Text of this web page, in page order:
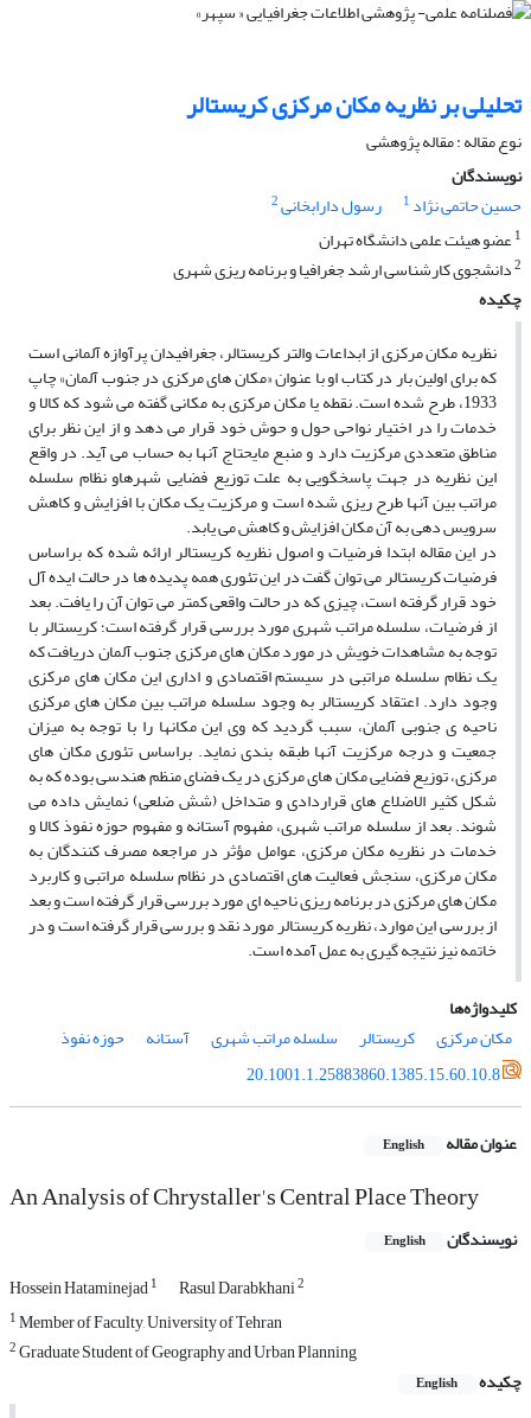
تحلیلى بر نظریه مکان مرکزى کریستالر
نوع مقاله : مقاله پژوهشی
نویسندگان
حسین حاتمی نژاد 1 رسول دارابخانی2
1عضو هیئت علمى دانشگاه تهران
2دانشجوى کارشناسى ارشد جغرافیا و برنامه ‏ریزى شهرى
چکیده
نظریه مکان مرکزى از ابداعات والتر کریستالر، جغرافیدان پرآوازه آلمانى است
که براى اولین بار در کتاب او با عنوان «مکان‏ هاى مرکزى در جنوب آلمان» چاپ
1933، طرح شده است. نقطه یا مکان مرکزى به مکانى گفته مى‏ شود که کالا و
خدمات را در اختیار نواحى حول و حوش خود قرار مى‏ دهد و از این نظر براى
مناطق متعددى مرکزیت دارد و منبع مایحتاج آنها به حساب مى‏ آید. در واقع
این نظریه در جهت پاسخگویى به علت توزیع فضایى شهرهاو نظام سلسله
مراتب بین آنها طرح‏ ریزى شده است و مرکزیت یک مکان با افزایش و کاهش
سرویس‏ دهى به آن مکان افزایش و کاهش مى‏ یابد.
در این مقاله ابتدا فرضیات و اصول نظریه کریستالر ارائه شده که براساس
فرضیات کریستالر مى ‏توان گفت در این تئورى همه پدیده‏ ها در حالت ایده ‏آل
خود قرار گرفته است، چیزى که در حالت واقعى کمتر مى‏ توان آن را یافت. بعد
از فرضیات، سلسله مراتب شهرى مورد بررسى قرار گرفته است؛ کریستالر با
توجه به مشاهدات خویش در مورد مکان‏ هاى مرکزى جنوب آلمان دریافت که
یک نظام سلسله مراتبى در سیستم اقتصادى و ادارى این مکان‏ هاى مرکزى
وجود دارد. اعتقاد کریستالر به وجود سلسله مراتب بین مکان‏ هاى مرکزى
ناحیه‏ ى جنوبى آلمان، سبب گردید که وى این مکان‏ها را با توجه به میزان
جمعیت و درجه مرکزیت آنها طبقه ‏بندى نماید. براساس تئورى مکان‏ هاى
مرکزى، توزیع فضایى مکان‏ هاى مرکزى در یک فضاى منظم هندسى بوده که به
شکل کثیر الاضلاع‏ هاى قراردادى و متداخل (شش ضلعى) نمایش داده مى‏
شوند. بعد از سلسله مراتب شهرى، مفهوم آستانه و مفهوم حوزه نفوذ کالا و
خدمات در نظریه مکان مرکزى، عوامل مؤثر در مراجعه مصرف کنندگان به
مکان مرکزى، سنجش فعالیت هاى اقتصادى در نظام سلسله مراتبى و کاربرد
مکان‏ هاى مرکزى در برنامه ‏ریزى ناحیه‏ اى مورد بررسى قرار گرفته است و بعد
از بررسى این موارد، نظریه کریستالر مورد نقد و بررسى قرار گرفته است و در
خاتمه نیز نتیجه‏ گیرى به عمل آمده است.
کلیدواژه‌ها
مکان مرکزى
کریستالر سلسله مراتب شهرى آستانه
حوزه نفوذ
20.1001.1.25883860.1385.15.60.10.8
عنوان مقاله English
An Analysis of Chrystaller's Central Place Theory
نویسندگان English
Hossein Hataminejad1 Rasul Darabkhani2
1Member of Faculty, University of Tehran
2Graduate Student of Geography and Urban Planning
چکیده
English